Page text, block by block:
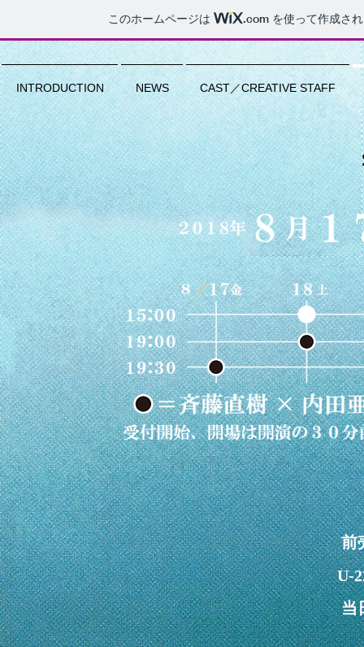
このホームページは .com を使って作成さ
INTRODUCTION NEWS CAST／CREATIVE STAFF
U-
前
当